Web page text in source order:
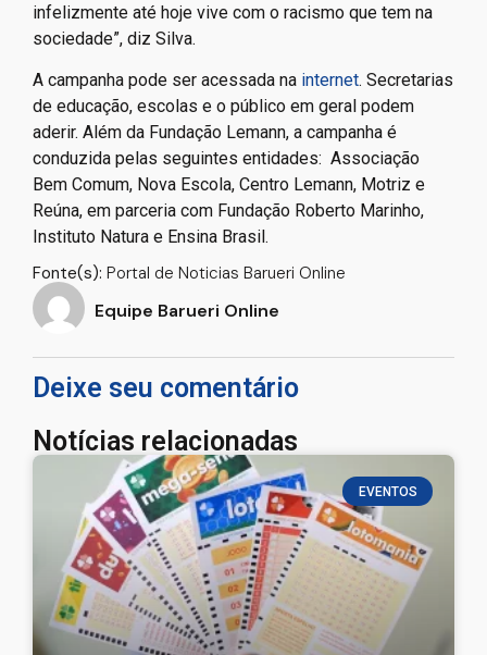
infelizmente até hoje vive com o racismo que tem na
sociedade”, diz Silva.
A campanha pode ser acessada na internet. Secretarias
de educação, escolas e o público em geral podem
aderir. Além da Fundação Lemann, a campanha é
conduzida pelas seguintes entidades: Associação
Bem Comum, Nova Escola, Centro Lemann, Motriz e
Reúna, em parceria com Fundação Roberto Marinho,
Instituto Natura e Ensina Brasil.
Fonte(s): Portal de Noticias Barueri Online
Equipe Barueri Online
Deixe seu comentário
Notícias relacionadas
EVENTOS